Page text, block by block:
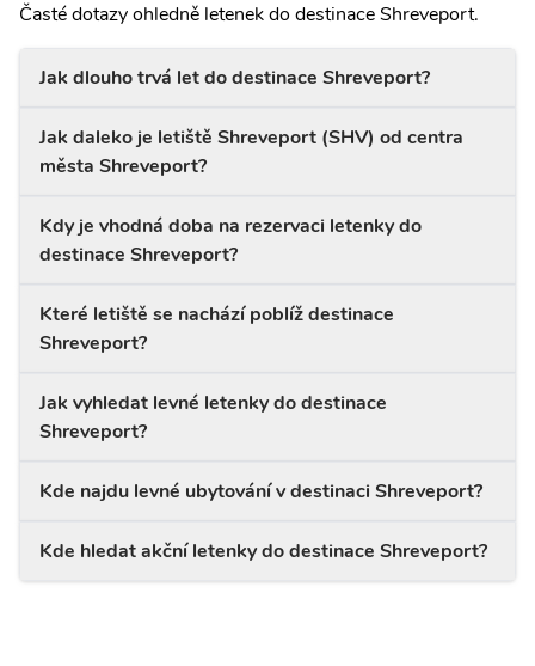
Časté dotazy ohledně letenek do destinace Shreveport.
Jak dlouho trvá let do destinace Shreveport?
Jak daleko je letiště Shreveport (SHV) od centra
města Shreveport?
Kdy je vhodná doba na rezervaci letenky do
destinace Shreveport?
Které letiště se nachází poblíž destinace
Shreveport?
Jak vyhledat levné letenky do destinace
Shreveport?
Kde najdu levné ubytování v destinaci Shreveport?
Kde hledat akční letenky do destinace Shreveport?